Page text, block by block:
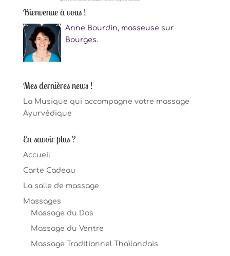
Bienvenue à vous !
Anne Bourdin, masseuse sur
Bourges.
Mes dernières news !
La Musique qui accompagne votre massage
Ayurvédique
En savoir plus ?
Accueil
Carte Cadeau
La salle de massage
Massages
Massage du Dos
Massage du Ventre
Massage Traditionnel Thaïlandais